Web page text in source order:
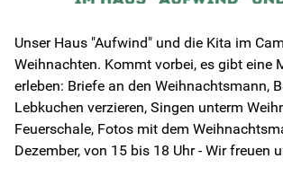
Unser Haus "Aufwind" und die Kita im
Weihnachten. Kommt vorbei, es gibt eine
erleben: Briefe an den Weihnachtsmann,
Lebkuchen verzieren, Singen unterm
Feuerschale, Fotos mit dem
Dezember, von 15 bis 18 Uhr - Wir freuen